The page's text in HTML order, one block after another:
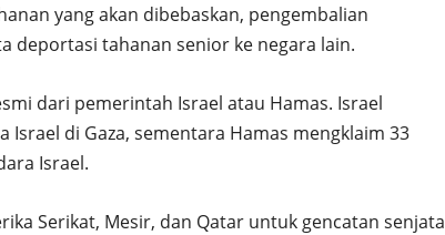
yang akan dibebaskan, pengembalian
deportasi tahanan senior ke negara lain.
dari pemerintah Israel atau Hamas. Israel
di Gaza, sementara Hamas mengklaim 33
Israel.
Serikat, Mesir, dan Qatar untuk gencatan senjata